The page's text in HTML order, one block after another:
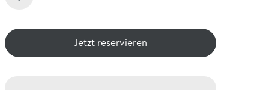
Jetzt reservieren